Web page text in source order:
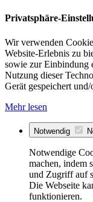
Privatsphäre-
Wir verwenden
Website-Erlebnis zu
sowie zur Einbindung
Nutzung dieser
Gerät gespeichert
Mehr lesen
Notwendig
Notwendige
machen, indem
und Zugriff auf
Die Webseite
funktionieren.